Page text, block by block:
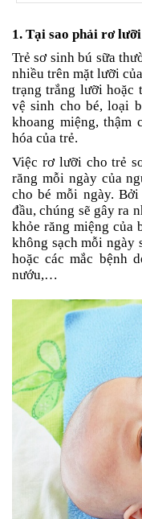
an
tắm
Bé
chơi
mà
học
Dành
cho
mẹ
Dành
cho
bố
Đồ
tức
FAQ
1. Tại sao phải rơ
Trẻ sơ sinh bú sữa
nhiều trên mặt lưỡi
trạng trắng lưỡi hoặc
vệ sinh cho bé, loại
khoang miệng, thậm
hóa của trẻ.
Việc rơ lưỡi cho trẻ
răng mỗi ngày của
cho bé mỗi ngày.
đầu, chúng sẽ gây ra
khỏe răng miệng của
không sạch mỗi ngày
hoặc các mắc bệnh
nướu,…